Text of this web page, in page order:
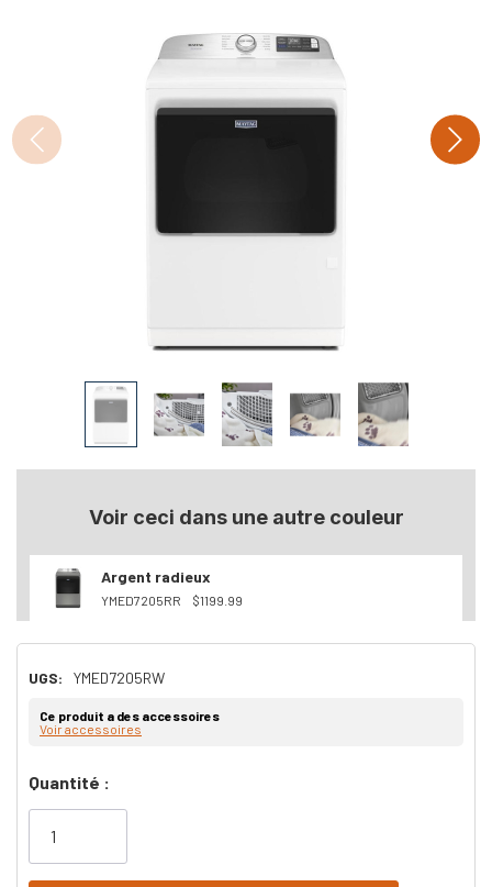
Voir ceci dans une autre couleur
Argent radieux
YMED7205RR $1199.99
UGS: YMED7205RW
Ce produit a des accessoires
Voir accessoires
Dépêchez-
vous!
Quantité :